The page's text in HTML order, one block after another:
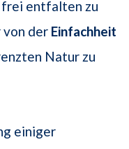
frei entfalten zu
von der Einfachheit
Natur zu
einiger